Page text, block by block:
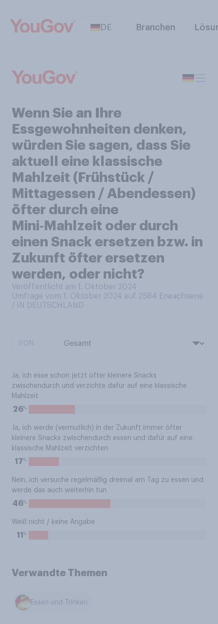
DE Branchen
Wenn Sie an Ihre
Essgewohnheiten denken,
würden Sie sagen, dass Sie
aktuell eine klassische
Mahlzeit (Frühstück /
Mittagessen / Abendessen)
öfter durch eine
Mini‑Mahlzeit oder durch
einen Snack ersetzen bzw. in
Zukunft öfter ersetzen
werden, oder nicht?
Veröffentlicht am 1. Oktober 2024
Umfrage vom 1. Oktober 2024 auf 2584 Erwachsene
/ IN DEUTSCHLAND
Ja, ich esse schon jetzt öfter kleinere Snacks
zwischendurch und verzichte dafür auf eine klassische
Mahlzeit
26%
Ja, ich werde (vermutlich) in der Zukunft immer öfter
kleinere Snacks zwischendurch essen und dafür auf eine
klassische Mahlzeit verzichten
17%
Nein, ich versuche regelmäßig dreimal am Tag zu essen und
werde das auch weiterhin tun
46%
Weiß nicht / keine Angabe
11 %
Verwandte Themen
Essen und Trinken